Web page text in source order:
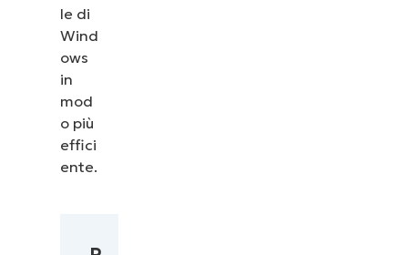
le di
Wind
ows
in
mod
o più
effici
ente.